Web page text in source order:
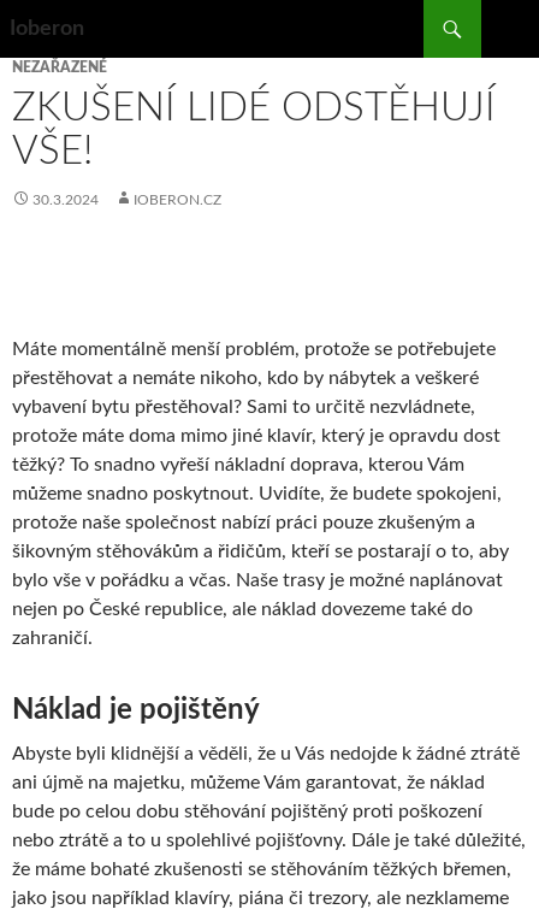
Ioberon
TO
CONTENT
NEZAŘAZENÉ
ZKUŠENÍ LIDÉ ODSTĚHUJÍ
VŠE!
30.3.2024 IOBERON.CZ
Máte momentálně menší problém, protože se potřebujete
přestěhovat a nemáte nikoho, kdo by nábytek a veškeré
vybavení bytu přestěhoval? Sami to určitě nezvládnete,
protože máte doma mimo jiné klavír, který je opravdu dost
těžký? To snadno vyřeší nákladní doprava, kterou Vám
můžeme snadno poskytnout. Uvidíte, že budete spokojeni,
protože naše společnost nabízí práci pouze zkušeným a
šikovným stěhovákům a řidičům, kteří se postarají o to, aby
bylo vše v pořádku a včas. Naše trasy je možné naplánovat
nejen po České republice, ale náklad dovezeme také do
zahraničí.
Náklad je pojištěný
Abyste byli klidnější a věděli, že u Vás nedojde k žádné ztrátě
ani újmě na majetku, můžeme Vám garantovat, že náklad
bude po celou dobu stěhování pojištěný proti poškození
nebo ztrátě a to u spolehlivé pojišťovny. Dále je také důležité,
že máme bohaté zkušenosti se stěhováním těžkých břemen,
jako jsou například klavíry, piána či trezory, ale nezklameme